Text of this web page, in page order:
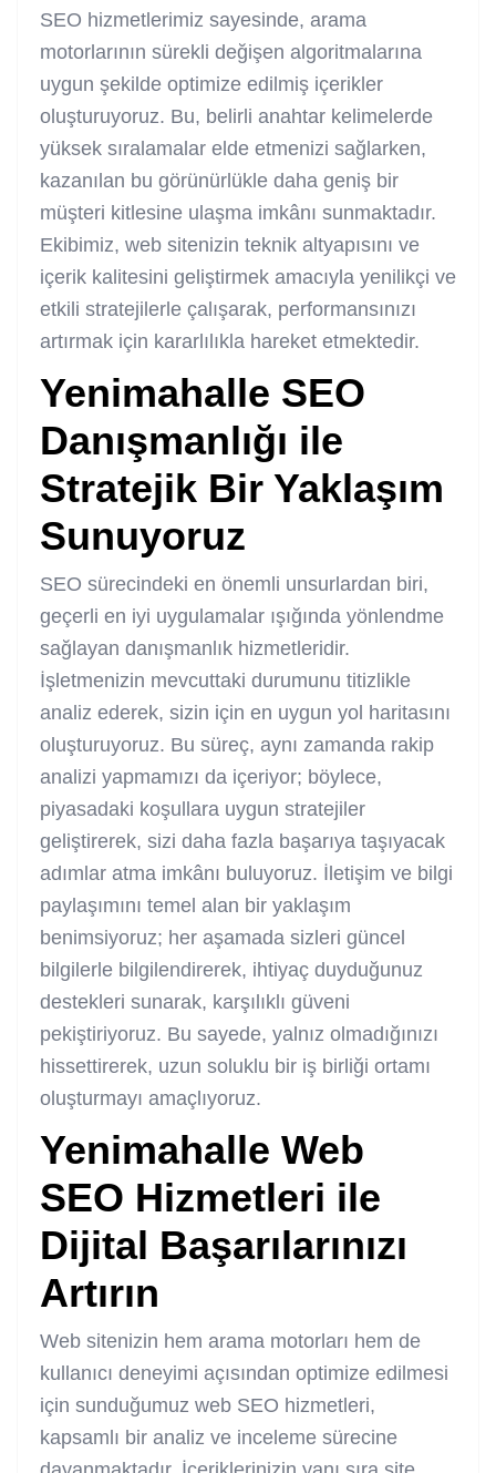
SEO hizmetlerimiz sayesinde, arama
motorlarının sürekli değişen algoritmalarına
uygun şekilde optimize edilmiş içerikler
oluşturuyoruz. Bu, belirli anahtar kelimelerde
yüksek sıralamalar elde etmenizi sağlarken,
kazanılan bu görünürlükle daha geniş bir
müşteri kitlesine ulaşma imkânı sunmaktadır.
Ekibimiz, web sitenizin teknik altyapısını ve
içerik kalitesini geliştirmek amacıyla yenilikçi ve
etkili stratejilerle çalışarak, performansınızı
artırmak için kararlılıkla hareket etmektedir.
Yenimahalle SEO
Danışmanlığı ile
Stratejik Bir Yaklaşım
Sunuyoruz
SEO sürecindeki en önemli unsurlardan biri,
geçerli en iyi uygulamalar ışığında yönlendme
sağlayan danışmanlık hizmetleridir.
İşletmenizin mevcuttaki durumunu titizlikle
analiz ederek, sizin için en uygun yol haritasını
oluşturuyoruz. Bu süreç, aynı zamanda rakip
analizi yapmamızı da içeriyor; böylece,
piyasadaki koşullara uygun stratejiler
geliştirerek, sizi daha fazla başarıya taşıyacak
adımlar atma imkânı buluyoruz. İletişim ve bilgi
paylaşımını temel alan bir yaklaşım
benimsiyoruz; her aşamada sizleri güncel
bilgilerle bilgilendirerek, ihtiyaç duyduğunuz
destekleri sunarak, karşılıklı güveni
pekiştiriyoruz. Bu sayede, yalnız olmadığınızı
hissettirerek, uzun soluklu bir iş birliği ortamı
oluşturmayı amaçlıyoruz.
Yenimahalle Web
SEO Hizmetleri ile
Dijital Başarılarınızı
Artırın
Web sitenizin hem arama motorları hem de
kullanıcı deneyimi açısından optimize edilmesi
için sunduğumuz web SEO hizmetleri,
kapsamlı bir analiz ve inceleme sürecine